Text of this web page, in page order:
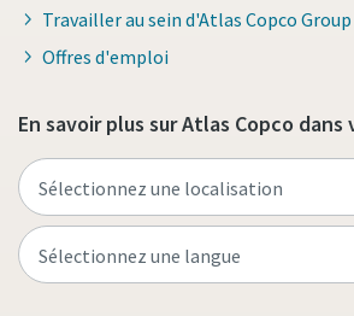
Travailler au sein d'Atlas Copco Group
Offres d'emploi
En savoir plus sur Atlas Copco